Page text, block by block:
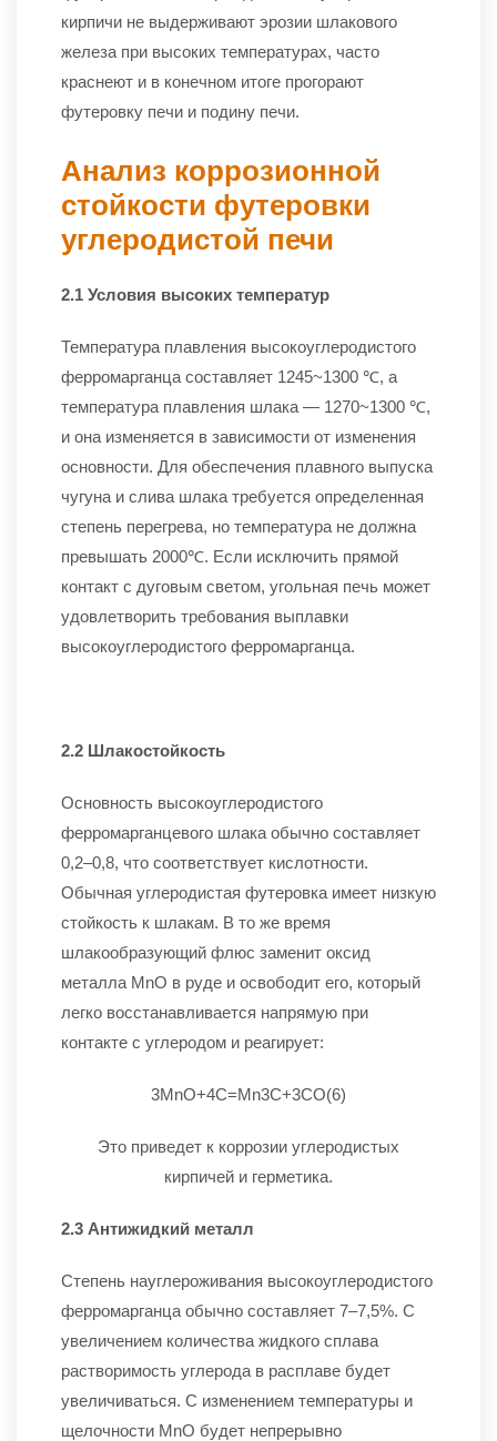
кирпичи не выдерживают эрозии шлакового
железа при высоких температурах, часто
краснеют и в конечном итоге прогорают
футеровку печи и подину печи.
Анализ коррозионной
стойкости футеровки
углеродистой печи
2.1 Условия высоких температур
Температура плавления высокоуглеродистого
ферромарганца составляет 1245~1300 ℃, а
температура плавления шлака — 1270~1300 ℃,
и она изменяется в зависимости от изменения
основности. Для обеспечения плавного выпуска
чугуна и слива шлака требуется определенная
степень перегрева, но температура не должна
превышать 2000℃. Если исключить прямой
контакт с дуговым светом, угольная печь может
удовлетворить требования выплавки
высокоуглеродистого ферромарганца.
2.2 Шлакостойкость
Основность высокоуглеродистого
ферромарганцевого шлака обычно составляет
0,2–0,8, что соответствует кислотности.
Обычная углеродистая футеровка имеет низкую
стойкость к шлакам. В то же время
шлакообразующий флюс заменит оксид
металла MnO в руде и освободит его, который
легко восстанавливается напрямую при
контакте с углеродом и реагирует:
3MnO+4C=Mn3C+3CO(6)
Это приведет к коррозии углеродистых
кирпичей и герметика.
2.3 Антижидкий металл
Степень науглероживания высокоуглеродистого
ферромарганца обычно составляет 7–7,5%. С
увеличением количества жидкого сплава
растворимость углерода в расплаве будет
увеличиваться. С изменением температуры и
щелочности MnO будет непрерывно